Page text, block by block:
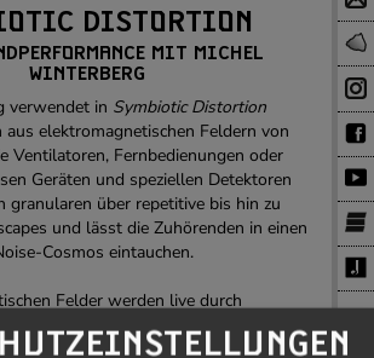
DISTORTION
MIT MICHEL
WINTERBERG
verwendet in Symbiotic Distortion
elektromagnetischen Feldern von
Ventilatoren, Fernbedienungen oder
Geräten und speziellen Detektoren
granularen über repetitive bis hin zu
und lässt die Zuhörenden in einen
Cosmos eintauchen.
Felder werden live durch
für uns hörbar gemacht. In
Symbiotic
eigentlicher Sequencer verwendet,